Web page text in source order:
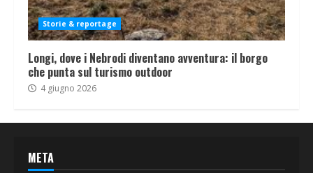
Storie & reportage
Longi, dove i Nebrodi diventano avventura: il borgo
che punta sul turismo outdoor
4 giugno 2026
META